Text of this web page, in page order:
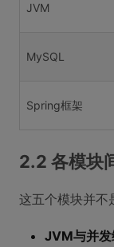
JVM
MySQL
Spring框架
2.2 各模块
这五个模块并不
JVM与并